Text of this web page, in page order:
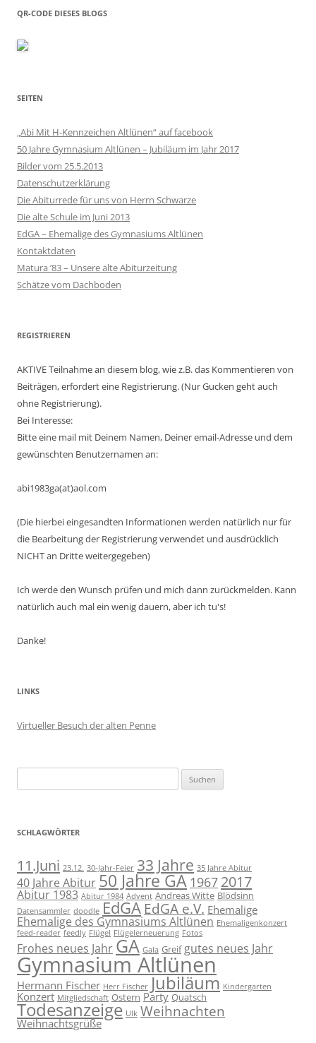
QR-CODE DIESES BLOGS
SEITEN
„Abi Mit H-Kennzeichen Altlünen“ auf facebook
50 Jahre Gymnasium Altlünen – Jubiläum im Jahr 2017
Bilder vom 25.5.2013
Datenschutzerklärung
Die Abiturrede für uns von Herrn Schwarze
Die alte Schule im Juni 2013
EdGA – Ehemalige des Gymnasiums Altlünen
Kontaktdaten
Matura ’83 – Unsere alte Abiturzeitung
Schätze vom Dachboden
REGISTRIEREN
AKTIVE Teilnahme an diesem blog, wie z.B. das Kommentieren von
Beiträgen, erfordert eine Registrierung. (Nur Gucken geht auch
ohne Registrierung).
Bei Interesse:
Bitte eine mail mit Deinem Namen, Deiner email-Adresse und dem
gewünschten Benutzernamen an:
abi1983ga(at)aol.com
(Die hierbei eingesandten Informationen werden natürlich nur für
die Bearbeitung der Registrierung verwendet und ausdrücklich
NICHT an Dritte weitergegeben)
Ich werde den Wunsch prüfen und mich dann zurückmelden. Kann
natürlich auch mal ein wenig dauern, aber ich tu's!
Danke!
LINKS
Virtueller Besuch der alten Penne
nach:
SCHLAGWÖRTER
11.Juni 23.12. 30-Jahr-Feier 33 Jahre 35 Jahre Abitur
40 Jahre Abitur 50 Jahre GA 1967 2017
Abitur 1983 Abitur 1984 Advent Andreas Witte Blödsinn
Datensammler doodle EdGA EdGA e.V. Ehemalige
Ehemalige des Gymnasiums Altlünen Ehemaligenkonzert
feed-reader feedly Flügel Flügelerneuerung Fotos
Frohes neues JahrGA Gala Greif gutes neues Jahr
Gymnasium Altlünen
Hermann Fischer Herr Fischer Jubiläum Kindergarten
Konzert Mitgliedschaft Ostern Party Quatsch
Todesanzeige Ulk Weihnachten
Weihnachtsgrüße